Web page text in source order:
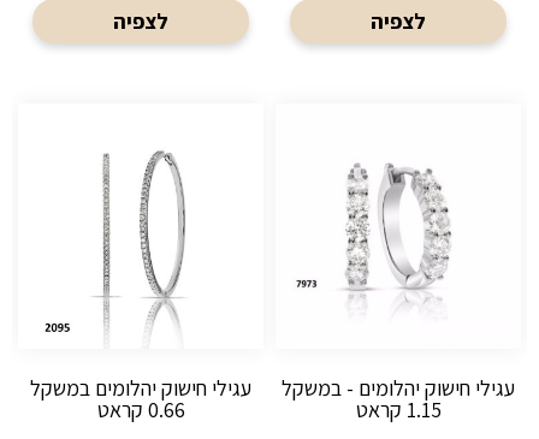
לצפיה לצפיה
עגילי חישוק יהלומים - במשקל
1.15 קראט
עגילי חישוק יהלומים במשקל
0.66 קראט